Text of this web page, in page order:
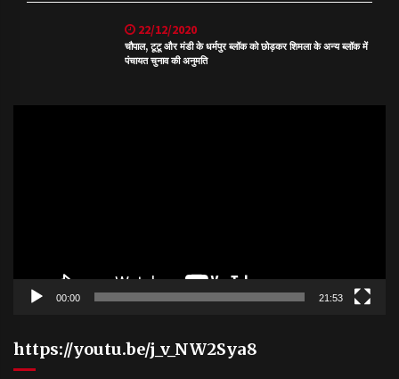
22/12/2020
चौपाल, टूटू और मंडी के धर्मपुर ब्लॉक को छोड़कर शिमला के अन्य ब्लॉक में
पंचायत चुनाव की अनुमति
00:00 21:53
https://youtu.be/j_v_NW2Sya8